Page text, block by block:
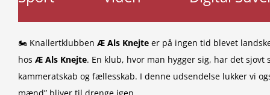
🏍 Knallertklubben Æ Als Knejte er på ingen tid blevet
hos Æ Als Knejte. En klub, hvor man hygger sig, har det
kammeratskab og fællesskab. I denne udsendelse lukker vi